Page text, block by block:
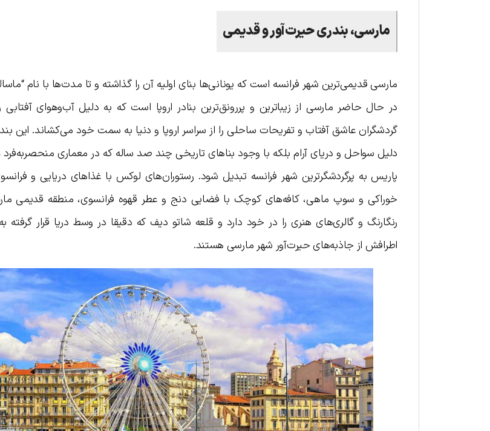
مارسی، بندری حیرت‌آور و قدیمی
مارسی قدیمی‌ترین شهر فرانسه است که یونانی‌ها بنای اولیه آن را گذاشته و تا مدت‌ها با نام
در حال حاضر مارسی از زیباترین و پررونق‌ترین بنادر اروپا است که به دلیل آب‌وهوای آفتابی
گردشگران عاشق آفتاب و تفریحات ساحلی را از سراسر اروپا و دنیا به سمت خود می‌کشاند. این
دلیل سواحل و دریای آرام بلکه با وجود بناهای تاریخی چند صد ساله که در معماری منحصربه‌فرد
پاریس به پرگردشگرترین شهر فرانسه تبدیل شود. رستوران‌های لوکس با غذاهای دریایی و
خوراکی و سوپ ماهی، کافه‌های کوچک با فضایی دنج و عطر قهوه فرانسوی، منطقه قدیمی
رنگارنگ و گالری‌های هنری را در خود دارد و قلعه شاتو دیف که دقیقا در وسط دریا قرار گرفته به
اطرافش از جاذبه‌های حیرت‌آور شهر مارسی هستند.